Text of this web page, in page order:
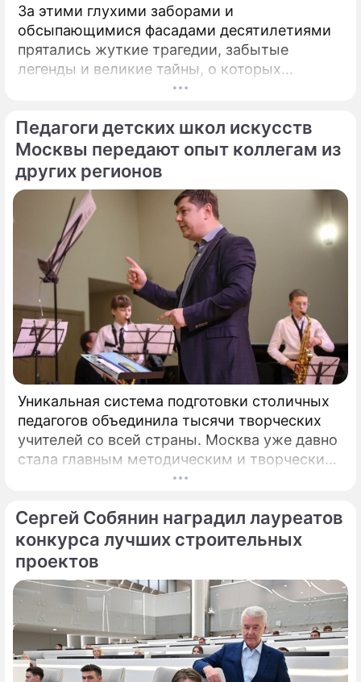
"Стал посмешищем": Роза Сябитова
жестко высказалась о позоре Дмитрия
Наталья Юрьевна Штурм
Певица
Дана Александровна Борисова
Телеведущая
За этими глухими заборами и
обсыпающимися фасадами десятилетиями
прятались жуткие трагедии, забытые
легенды и великие тайны, о которых
миллионы прохожих даже не догадывались.
Педагоги детских школ искусств
Москвы передают опыт коллегам из
других регионов
Уникальная система подготовки столичных
педагогов объединила тысячи творческих
учителей со всей страны. Москва уже давно
стала главным методическим и творческим
центром России, где рождаются самые
талантов.
Сергей Собянин наградил лауреатов
конкурса лучших строительных
проектов